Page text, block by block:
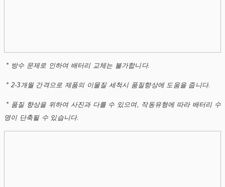
* 방수 문제로 인하여 배터리 교체는 불가합니다.
* 2-3개월 간격으로 제품의 이물질 세척시 품질향상에 도움을 줍니다.
* 품질 향상을 위하여 사진과 다를 수 있으며, 작동유형에 따라 배터리 수
명이 단축될 수 있습니다.